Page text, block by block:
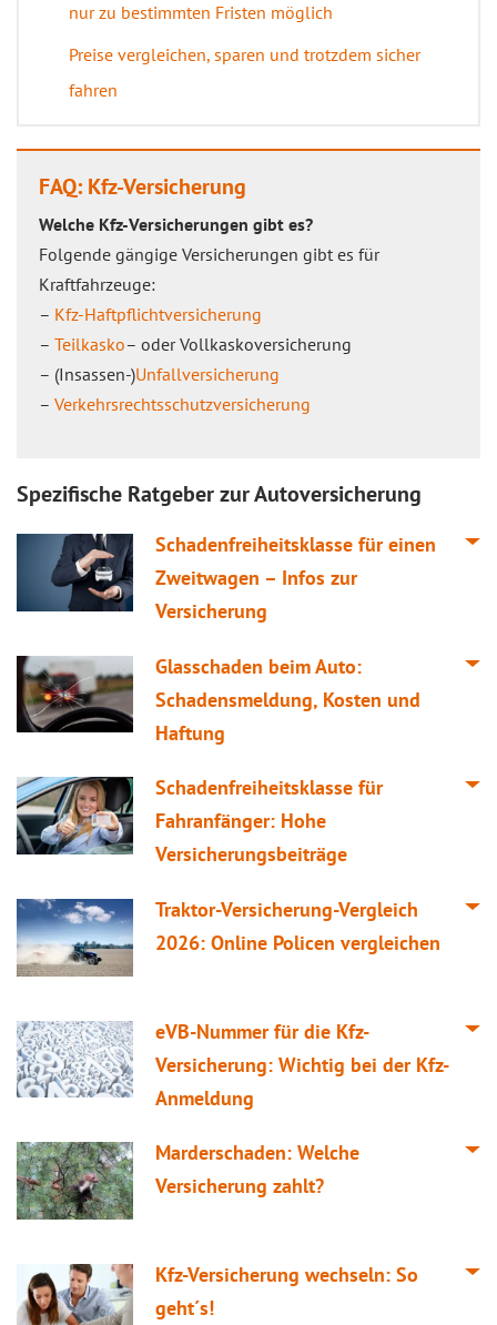
nur zu bestimmten Fristen möglich
Preise vergleichen, sparen und trotzdem sicher
fahren
FAQ: Kfz-Versicherung
Welche Kfz-Versicherungen gibt es?
Folgende gängige Versicherungen gibt es für
Kraftfahrzeuge:
– Kfz-Haftpflichtversicherung
– Teilkasko– oder Vollkaskoversicherung
– (Insassen-)Unfallversicherung
– Verkehrsrechtsschutzversicherung
Spezifische Ratgeber zur Autoversicherung
Schadenfreiheitsklasse für einen
Zweitwagen – Infos zur
Versicherung
Glasschaden beim Auto:
Schadensmeldung, Kosten und
Haftung
Schadenfreiheitsklasse für
Fahranfänger: Hohe
Versicherungsbeiträge
Traktor-Versicherung-Vergleich
2026: Online Policen vergleichen
eVB-Nummer für die Kfz-
Versicherung: Wichtig bei der Kfz-
Anmeldung
Marderschaden: Welche
Versicherung zahlt?
Kfz-Versicherung wechseln: So
geht´s!